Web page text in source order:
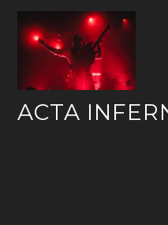
content
ACTA